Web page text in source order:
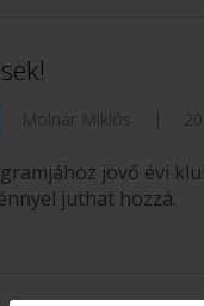
Molnár Miklós |
jövő évi
juthat hozzá.